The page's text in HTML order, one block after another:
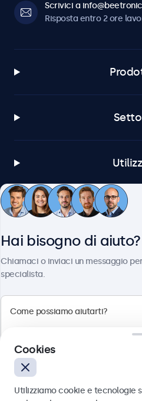
Scrivici a
Risposta entro 2 ore
Servizio
Italiano
Hai bisogno di aiuto?
Chiamaci o inviaci un messaggio
specialista.
Cookies
Utilizziamo cookie e tecnologie